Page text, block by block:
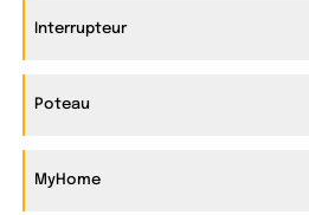
Interrupteur
Poteau
MyHome